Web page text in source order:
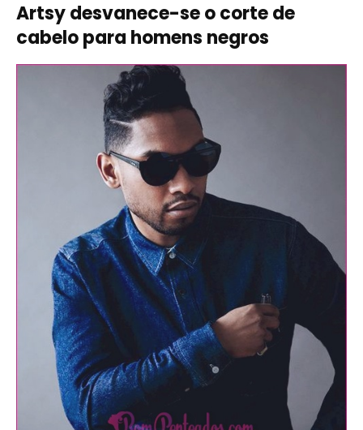
Artsy desvanece-se o corte de
cabelo para homens negros